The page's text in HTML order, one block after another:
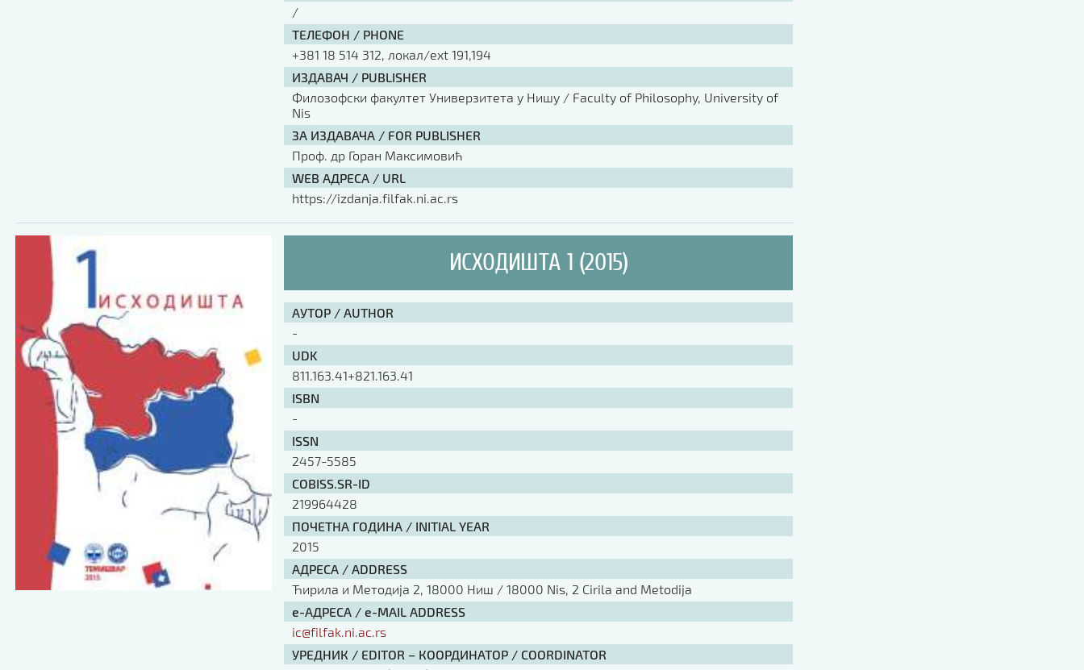
/
ТЕЛЕФОН / PHONE
+381 18 514 312, локал/ext 191,194
ИЗДАВАЧ / PUBLISHER
Филозофски факултет Универзитета у Нишу / Faculty of Philosophy, University of
Nis
ЗА ИЗДАВАЧА / FOR PUBLISHER
Проф. др Горан Максимовић
WEB АДРЕСА / URL
https://izdanja.filfak.ni.ac.rs
ИСХОДИШТА 1 (2015)
АУТОР / AUTHOR
-
UDK
811.163.41+821.163.41
ISBN
-
ISSN
2457-5585
COBISS.SR-ID
219964428
ПОЧЕТНА ГОДИНА / INITIAL YEAR
2015
АДРЕСА / ADDRESS
Ћирила и Методија 2, 18000 Ниш / 18000 Nis, 2 Cirila and Metodija
е-АДРЕСА / e-MAIL ADDRESS
ic@filfak.ni.ac.rs
УРЕДНИК / EDITOR – КООРДИНАТОР / COORDINATOR